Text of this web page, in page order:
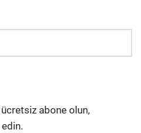
abone olun,